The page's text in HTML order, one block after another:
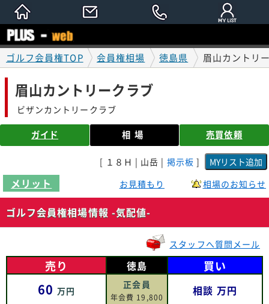
ゴルフ会員権TOP 会員権相場 徳島県 眉山カントリ
眉山カントリークラブ
ビザンカントリークラブ
ガイド 相場 売買依頼
[ １８Ｈ | 山岳 | 掲示板 ]
メリット お見積もり 相場のお知らせ
ゴルフ会員権相場情報 -気配値-
スタッフへ質問メール
売り
60万円
徳島
正会員
年会費 19,800
買い
相談 万円